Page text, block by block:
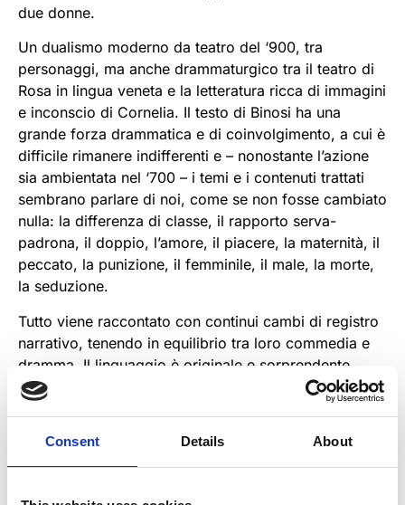
Consent Details About
due donne.
Un dualismo moderno da teatro del ‘900, tra
personaggi, ma anche drammaturgico tra il teatro di
Rosa in lingua veneta e la letteratura ricca di immagini
e inconscio di Cornelia. Il testo di Binosi ha una
grande forza drammatica e di coinvolgimento, a cui è
difficile rimanere indifferenti e – nonostante l’azione
sia ambientata nel ‘700 – i temi e i contenuti trattati
sembrano parlare di noi, come se non fosse cambiato
nulla: la differenza di classe, il rapporto serva-
padrona, il doppio, l’amore, il piacere, la maternità, il
peccato, la punizione, il femminile, il male, la morte,
la seduzione.
Tutto viene raccontato con continui cambi di registro
narrativo, tenendo in equilibrio tra loro commedia e
dramma. Il linguaggio è originale e sorprendente,
bello da recitare ad alta voce, con una naturale vis
comica che garantisce una presa certa sul pubblico,
Eduardo. Ad accompagnare il progetto si affianca
alla regia un’importante équipe artistica: Dario